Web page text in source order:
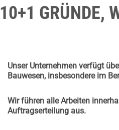
10+1 GRÜNDE,
Unser Unternehmen verfügt
Bauwesen, insbesondere im
Wir führen alle Arbeiten
Auftragserteilung aus.